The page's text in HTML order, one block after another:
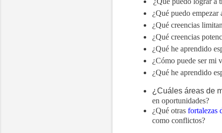
¿Qué puedo empezar
¿Qué creencias
¿Qué creencias
¿Qué he aprendido
¿Cómo puede ser mi
¿Qué he aprendido
¿Cuáles áreas de
en oportunidades?
¿Qué otras fortalezas
como conflictos?